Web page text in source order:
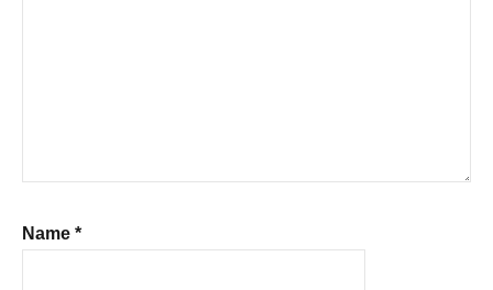
Name *